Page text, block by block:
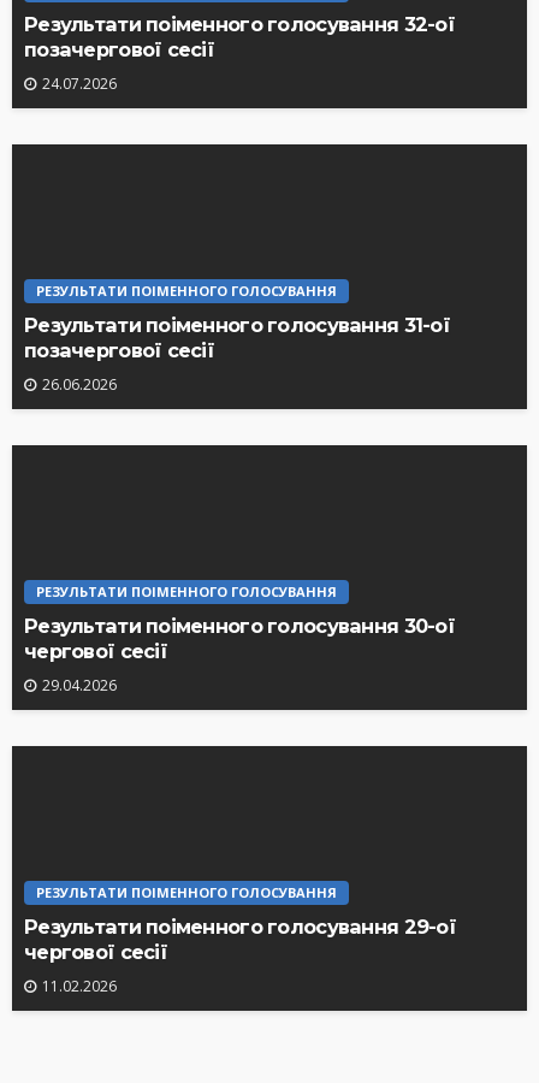
Результати поіменного голосування 32-ої
позачергової сесії
24.07.2026
РЕЗУЛЬТАТИ ПОІМЕННОГО ГОЛОСУВАННЯ
Результати поіменного голосування 31-ої
позачергової сесії
26.06.2026
РЕЗУЛЬТАТИ ПОІМЕННОГО ГОЛОСУВАННЯ
Результати поіменного голосування 30-ої
чергової сесії
29.04.2026
РЕЗУЛЬТАТИ ПОІМЕННОГО ГОЛОСУВАННЯ
Результати поіменного голосування 29-ої
чергової сесії
11.02.2026